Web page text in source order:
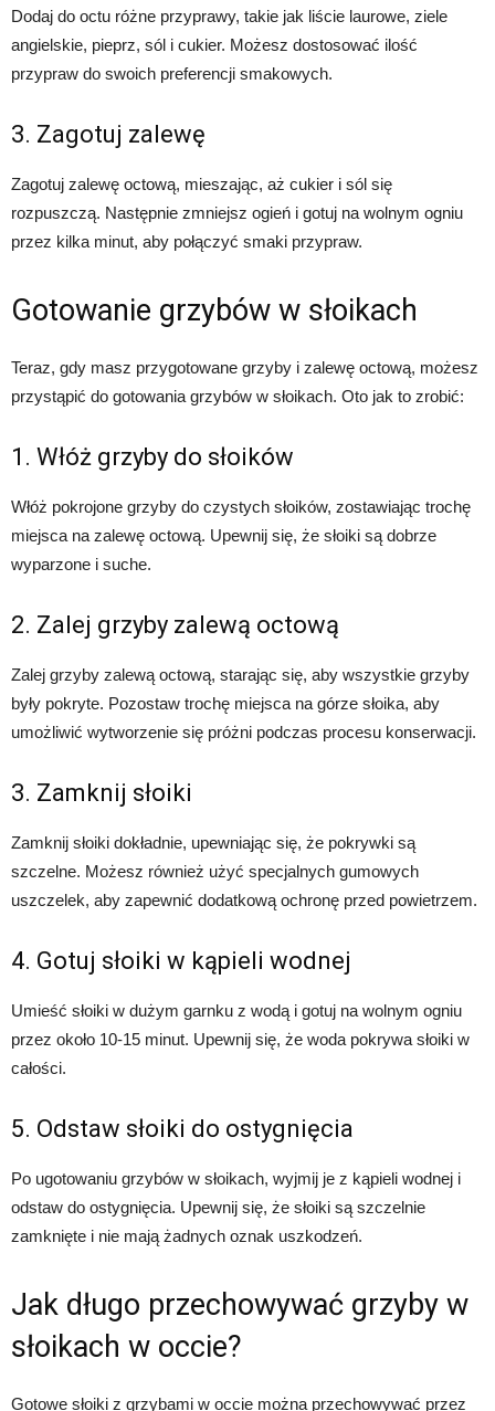
Dodaj do octu różne przyprawy, takie jak liście laurowe, ziele
angielskie, pieprz, sól i cukier. Możesz dostosować ilość
przypraw do swoich preferencji smakowych.
3. Zagotuj zalewę
Zagotuj zalewę octową, mieszając, aż cukier i sól się
rozpuszczą. Następnie zmniejsz ogień i gotuj na wolnym ogniu
przez kilka minut, aby połączyć smaki przypraw.
Gotowanie grzybów w słoikach
Teraz, gdy masz przygotowane grzyby i zalewę octową, możesz
przystąpić do gotowania grzybów w słoikach. Oto jak to zrobić:
1. Włóż grzyby do słoików
Włóż pokrojone grzyby do czystych słoików, zostawiając trochę
miejsca na zalewę octową. Upewnij się, że słoiki są dobrze
wyparzone i suche.
2. Zalej grzyby zalewą octową
Zalej grzyby zalewą octową, starając się, aby wszystkie grzyby
były pokryte. Pozostaw trochę miejsca na górze słoika, aby
umożliwić wytworzenie się próżni podczas procesu konserwacji.
3. Zamknij słoiki
Zamknij słoiki dokładnie, upewniając się, że pokrywki są
szczelne. Możesz również użyć specjalnych gumowych
uszczelek, aby zapewnić dodatkową ochronę przed powietrzem.
4. Gotuj słoiki w kąpieli wodnej
Umieść słoiki w dużym garnku z wodą i gotuj na wolnym ogniu
przez około 10-15 minut. Upewnij się, że woda pokrywa słoiki w
całości.
5. Odstaw słoiki do ostygnięcia
Po ugotowaniu grzybów w słoikach, wyjmij je z kąpieli wodnej i
odstaw do ostygnięcia. Upewnij się, że słoiki są szczelnie
zamknięte i nie mają żadnych oznak uszkodzeń.
Jak długo przechowywać grzyby w
słoikach w occie?
Gotowe słoiki z grzybami w occie można przechowywać przez